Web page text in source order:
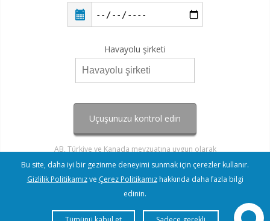
Havayolu şirketi
Uçuşunuzu kontrol edin
AB, Türkiye ve Kanada mevzuatına uygun olarak
Bu site, daha iyi bir gezinme deneyimi sunmak için çerezler kullanır.
Gizlilik Politikamızve Çerez Politikamızhakkında daha fazla bilgi
edinin.